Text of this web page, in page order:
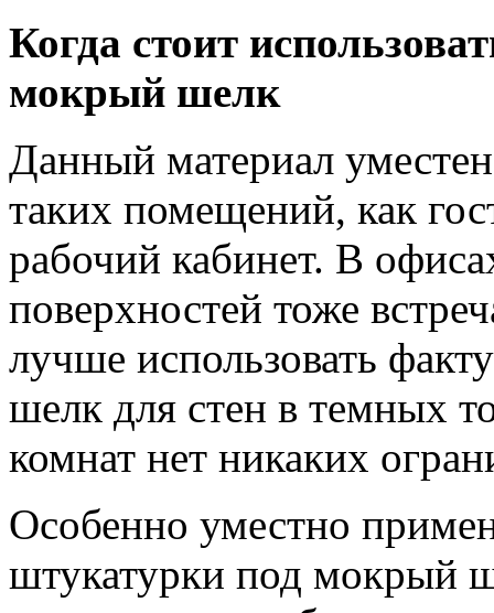
Когда стоит
мокрый шелк
Данный материал
таких помещений, как
рабочий кабинет. В
поверхностей тоже
лучше использовать
шелк для стен в темных
комнат нет никаких
Особенно уместно
штукатурки под мокрый